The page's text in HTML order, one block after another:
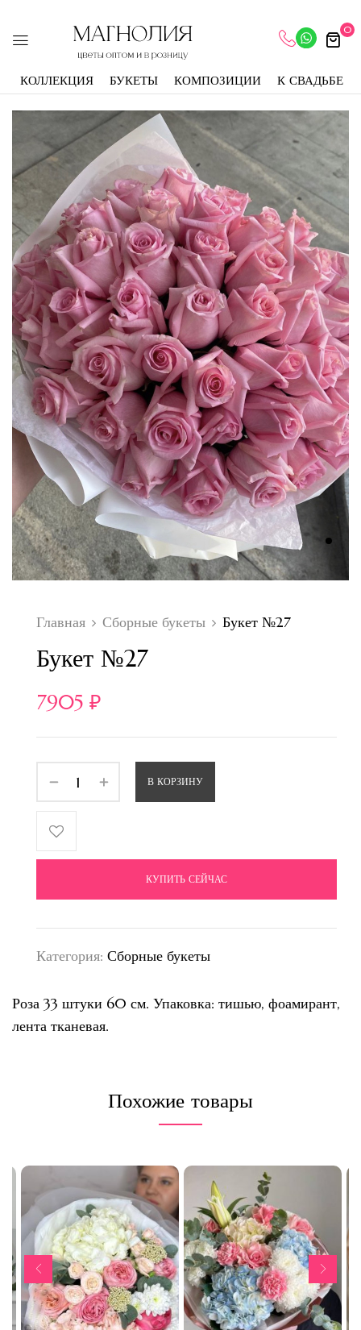
0
КОЛЛЕКЦИЯ БУКЕТЫ КОМПОЗИЦИИ К СВАДЬБЕ
Главная Сборные букеты Букет №27
Букет №27
7905 ₽
В КОРЗИНУ
КУПИТЬ СЕЙЧАС
Категория: Сборные букеты
Роза 33 штуки 60 см. Упаковка: тишью, фоамирант,
лента тканевая.
Похожие товары